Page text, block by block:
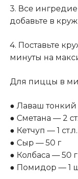
3. Все
добавьте в
4. Поставьте
минуты на
Для пиццы в
● Лаваш тонкий
● Сметана — 2
● Кетчуп — 1 ст.л.
● Сыр — 50 г
● Колбаса — 50 г
● Помидор — 1